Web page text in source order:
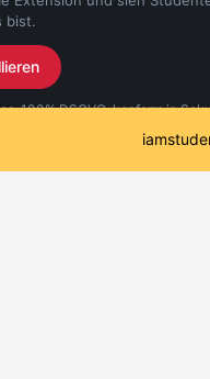
bist.
100% DSGVO-konform in